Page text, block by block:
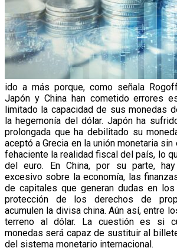
ido a más porque, como señala
Japón y China han cometido errores
limitado la capacidad de sus monedas
la hegemonía del dólar. Japón ha
prolongada que ha debilitado su
aceptó a Grecia en la unión monetaria
fehaciente la realidad fiscal del país, lo
del euro. En China, por su parte,
excesivo sobre la economía, las
de capitales que generan dudas en
protección de los derechos de
acumulen la divisa china. Aún así, entre
terreno al dólar. La cuestión es si
monedas será capaz de sustituir al
del sistema monetario internacional.